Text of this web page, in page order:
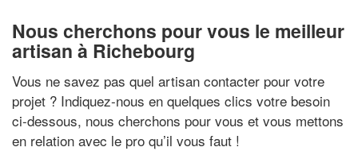
Nous cherchons pour vous le meilleur
artisan à Richebourg
Vous ne savez pas quel artisan contacter pour votre
projet ? Indiquez-nous en quelques clics votre besoin
ci-dessous, nous cherchons pour vous et vous mettons
en relation avec le pro qu’il vous faut !